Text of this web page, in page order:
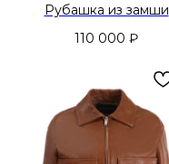
Рубашка из замши
110 000 ₽